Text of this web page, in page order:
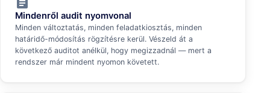
assignment
Mindenről audit nyomvonal
Minden változtatás, minden feladatkiosztás, minden
határidő-módosítás rögzítésre kerül. Vészeld át a
következő auditot anélkül, hogy megizzadnál — mert a
rendszer már mindent nyomon követett.